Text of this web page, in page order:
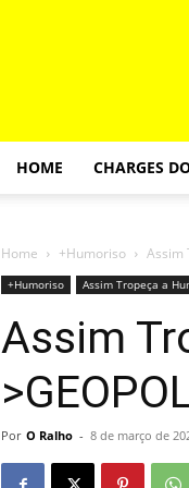
HOME CHARGES
Home +Humoriso Assim
+Humoriso Assim Tropeça a
Assim
Por O Ralho - 8 de março de